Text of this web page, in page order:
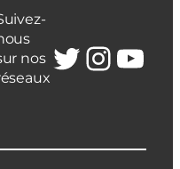
nos Twitter